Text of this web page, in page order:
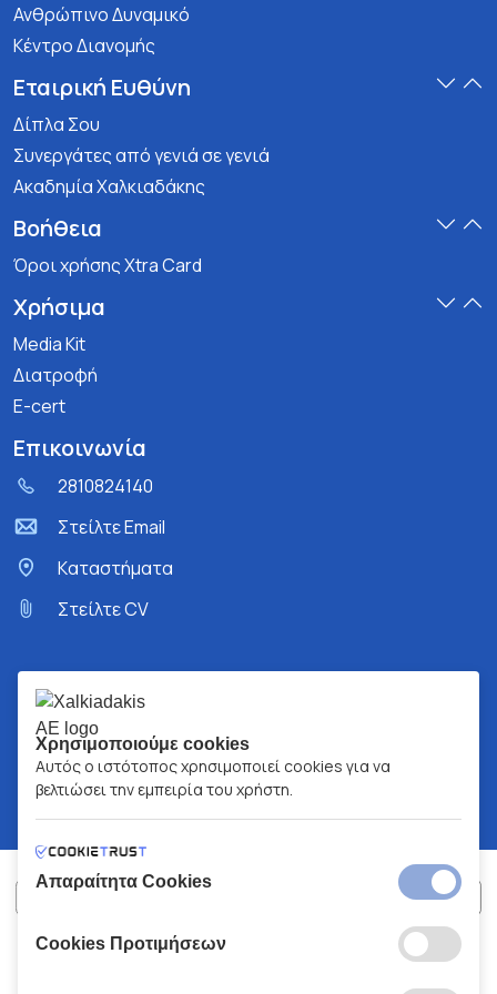
Ανθρώπινο Δυναμικό
Κέντρο Διανομής
Εταιρική Ευθύνη
Δίπλα Σου
Συνεργάτες από γενιά σε γενιά
Ακαδημία Χαλκιαδάκης
Βοήθεια
Όροι χρήσης Xtra Card
Χρήσιμα
Media Kit
Διατροφή
E-cert
Επικοινωνία
2810824140
Στείλτε Email
Kαταστήματα
Στείλτε CV
ΧΑΛΚΙΑΔΑΚΗΣ Α.Ε.
Χρησιμοποιούμε cookies
Αυτός ο ιστότοπος χρησιμοποιεί cookies για να
βελτιώσει την εμπειρία του χρήστη.
Απαραίτητα Cookies
Cookies Προτιμήσεων